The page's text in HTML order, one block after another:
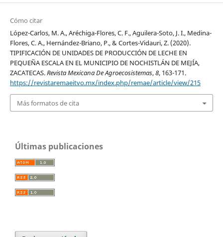
Cómo citar
López-Carlos, M. A., Aréchiga-Flores, C. F., Aguilera-Soto, J. I., Medina-
Flores, C. A., Hernández-Briano, P., & Cortes-Vidauri, Z. (2020).
TIPIFICACIÓN DE UNIDADES DE PRODUCCIÓN DE LECHE EN
PEQUEÑA ESCALA EN EL MUNICIPIO DE NOCHISTLÁN DE MEJÍA,
ZACATECAS.Revista Mexicana De Agroecosistemas,8, 163-171.
https://revistaremaeitvo.mx/index.php/remae/article/view/215
Más formatos de cita
Últimas publicaciones